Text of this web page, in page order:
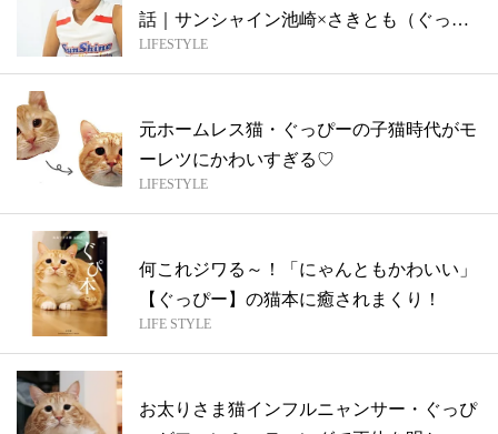
話｜サンシャイン池崎×さきとも（ぐっぴ
ー飼...
LIFESTYLE
元ホームレス猫・ぐっぴーの子猫時代がモ
ーレツにかわいすぎる♡
LIFESTYLE
何これジワる～！「にゃんともかわいい」
【ぐっぴー】の猫本に癒されまくり！
LIFE STYLE
お太りさま猫インフルニャンサー・ぐっぴ